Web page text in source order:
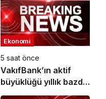
Ekonomi
5 saat önce
VakıfBank’ın aktif
büyüklüğü yıllık bazda
yüzde 28 artışla 5,8